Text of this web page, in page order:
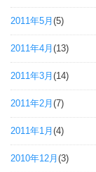
2011年5月 (5)
2011年4月 (13)
2011年3月 (14)
2011年2月 (7)
2011年1月 (4)
2010年12月 (3)